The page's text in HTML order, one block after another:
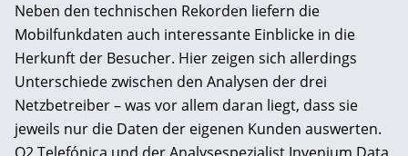
Neben den technischen Rekorden liefern die
Mobilfunkdaten auch interessante Einblicke in die
Herkunft der Besucher. Hier zeigen sich allerdings
Unterschiede zwischen den Analysen der drei
Netzbetreiber – was vor allem daran liegt, dass sie
jeweils nur die Daten der eigenen Kunden auswerten.